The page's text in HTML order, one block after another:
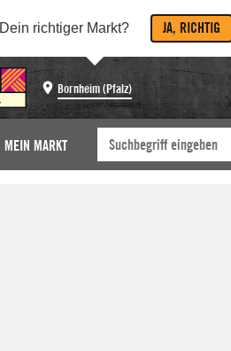
Dein richtiger Markt? JA, RICHTIG
Bornheim (Pfalz)
MEIN MARKT